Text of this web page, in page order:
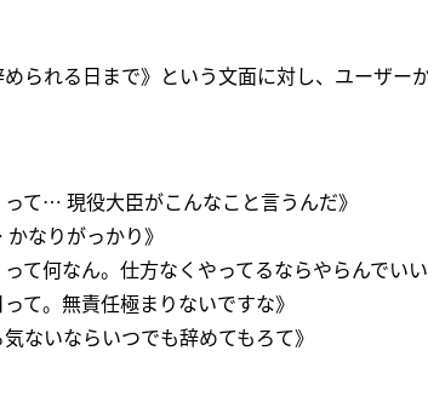
られる日まで》という文面に対し、ユーザー
て… 現役大臣がこんなこと言うんだ》
なりがっかり》
て何なん。仕方なくやってるならやらんでい
て。無責任極まりないですな》
ないならいつでも辞めてもろて》